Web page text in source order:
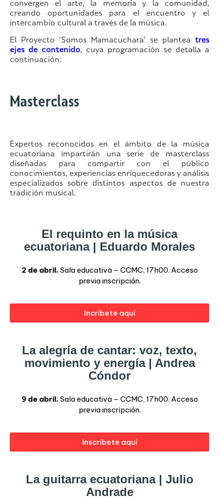
convergen el arte, la memoria y la comunidad,
creando oportunidades para el encuentro y el
intercambio cultural a través de la música.
El Proyecto ‘Somos Mamacuchara’ se plantea tres
ejes de contenido, cuya programación se detalla a
continuación:
Masterclass
Expertos reconocidos en el ámbito de la música
ecuatoriana impartirán una serie de masterclass
diseñadas para compartir con el público
conocimientos, experiencias enriquecedoras y análisis
especializados sobre distintos aspectos de nuestra
tradición musical.
El requinto en la música
ecuatoriana | Eduardo Morales
2 de abril. Sala educativa – CCMC, 17h00. Acceso
previa inscripción.
Incríbete aquí
La alegría de cantar: voz, texto,
movimiento y energía | Andrea
Cóndor
9 de abril. Sala educativa – CCMC, 17h00. Acceso
previa inscripción.
Inscríbete aquí
La guitarra ecuatoriana | Julio
Andrade